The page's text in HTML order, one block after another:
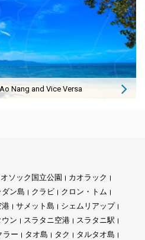
Nang and Vice Versa
ソック国立公園
カオラック
ダン島 クラビ
クロン・トム
港 サメット島
シェムリアップ
ン スラタニ空港
スラタニ駅
ラー タオ島 タク
タルタオ島